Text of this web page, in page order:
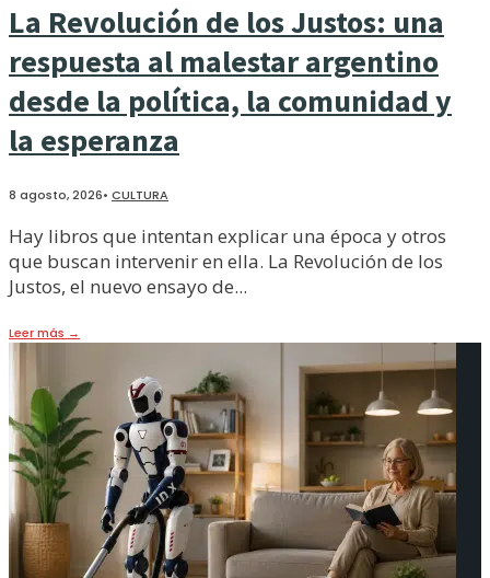
La Revolución de los Justos: una
respuesta al malestar argentino
desde la política, la comunidad y
la esperanza
8 agosto, 2026• CULTURA
Hay libros que intentan explicar una época y otros
que buscan intervenir en ella. La Revolución de los
Justos, el nuevo ensayo de...
Leer más →